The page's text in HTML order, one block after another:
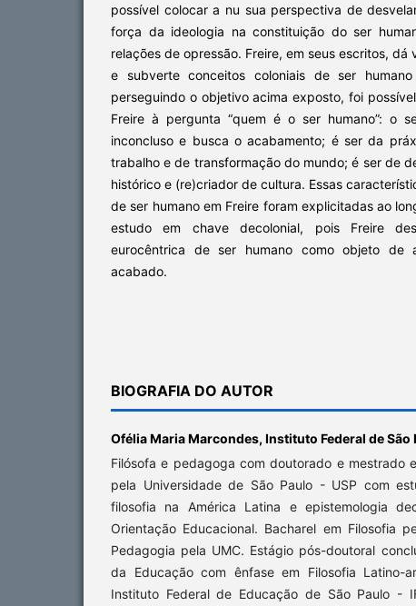
possível colocar a nu sua perspectiva de
força da ideologia na constituição do ser
relações de opressão. Freire, em seus escritos, dá
e subverte conceitos coloniais de ser
perseguindo o objetivo acima exposto, foi
Freire à pergunta “quem é o ser humano”: o
inconcluso e busca o acabamento; é ser da
trabalho e de transformação do mundo; é ser de
histórico e (re)criador de cultura. Essas
de ser humano em Freire foram explicitadas ao
estudo em chave decolonial, pois Freire
eurocêntrica de ser humano como objeto de
acabado.
BIOGRAFIA DO AUTOR
Ofélia Maria Marcondes, Instituto Federal de São
Filósofa e pedagoga com doutorado e mestrado
pela Universidade de São Paulo - USP com
filosofia na América Latina e epistemologia
Orientação Educacional. Bacharel em Filosofia
Pedagogia pela UMC. Estágio pós-doutoral
da Educação com ênfase em Filosofia Latino-
Instituto Federal de Educação de São Paulo -